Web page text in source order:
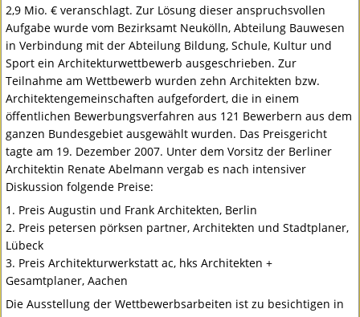
2,9 Mio. € veranschlagt. Zur Lösung dieser anspruchsvollen
Aufgabe wurde vom Bezirksamt Neukölln, Abteilung Bauwesen
in Verbindung mit der Abteilung Bildung, Schule, Kultur und
Sport ein Architekturwettbewerb ausgeschrieben. Zur
Teilnahme am Wettbewerb wurden zehn Architekten bzw.
Architektengemeinschaften aufgefordert, die in einem
öffentlichen Bewerbungsverfahren aus 121 Bewerbern aus dem
ganzen Bundesgebiet ausgewählt wurden. Das Preisgericht
tagte am 19. Dezember 2007. Unter dem Vorsitz der Berliner
Architektin Renate Abelmann vergab es nach intensiver
Diskussion folgende Preise:
1. Preis Augustin und Frank Architekten, Berlin
2. Preis petersen pörksen partner, Architekten und Stadtplaner,
Lübeck
3. Preis Architekturwerkstatt ac, hks Architekten +
Gesamtplaner, Aachen
Die Ausstellung der Wettbewerbsarbeiten ist zu besichtigen in